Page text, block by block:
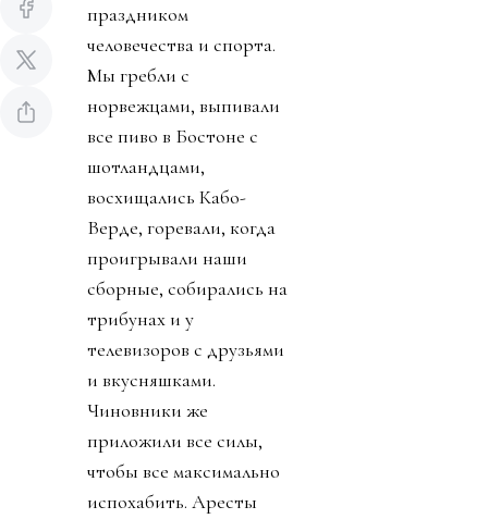
праздником
человечества и спорта.
Мы гребли с
норвежцами, выпивали
все пиво в Бостоне с
шотландцами,
восхищались Кабо-
Верде, горевали, когда
проигрывали наши
сборные, собирались на
трибунах и у
телевизоров с друзьями
и вкусняшками.
Чиновники же
приложили все силы,
чтобы все максимально
испохабить. Аресты